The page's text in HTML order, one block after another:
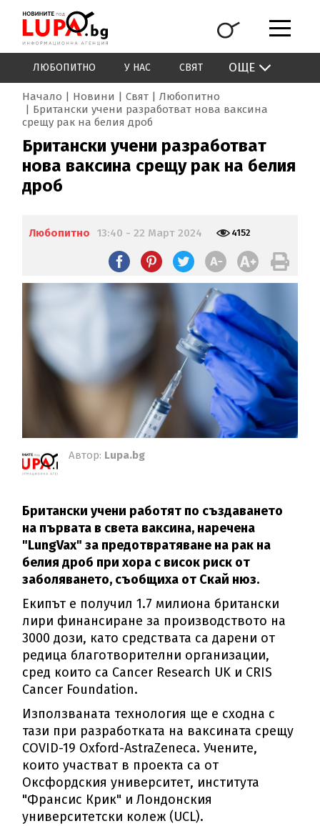
ЛЮБОПИТНО У НАС СВЯТ ОЩЕ
Начало Новини Свят
Любопитно
Британски учени разработват нова ваксина
срещу рак на белия дроб
Британски учени разработват
нова ваксина срещу рак на белия
дроб
Любопитно 13:40 - 22 Март 2024 4152
Автор: Lupa.bg
Британски учени работят по създаването
на първата в света ваксина, наречена
"LungVax" за предотвратяване на рак на
белия дроб при хора с висок риск от
заболяването, съобщиха от Скай нюз.
Екипът е получил 1.7 милиона британски
лири финансиране за производството на
3000 дози, като средствата са дарени от
редица благотворителни организации,
сред които са Cancer Research UK и CRIS
Cancer Foundation.
Използваната технология ще е сходна с
тази при разработката на ваксината срещу
COVID-19 Oxford-AstraZeneca. Учените,
които участват в проекта са от
Оксфордския университет, института
"Франсис Крик" и Лондонския
университетски колеж (UCL).